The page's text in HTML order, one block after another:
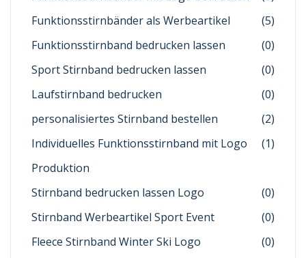
Funktionsstirnbänder als Werbeartikel
(5)
Funktionsstirnband bedrucken lassen
(0)
Sport Stirnband bedrucken lassen
(0)
Laufstirnband bedrucken
(0)
personalisiertes Stirnband bestellen
(2)
Individuelles Funktionsstirnband mit Logo
Produktion
(1)
Stirnband bedrucken lassen Logo
(0)
Stirnband Werbeartikel Sport Event
(0)
Fleece Stirnband Winter Ski Logo
(0)